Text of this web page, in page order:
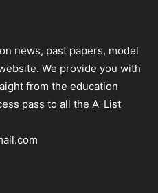
news, past papers, model
We provide you with
from the education
pass to all the A-List